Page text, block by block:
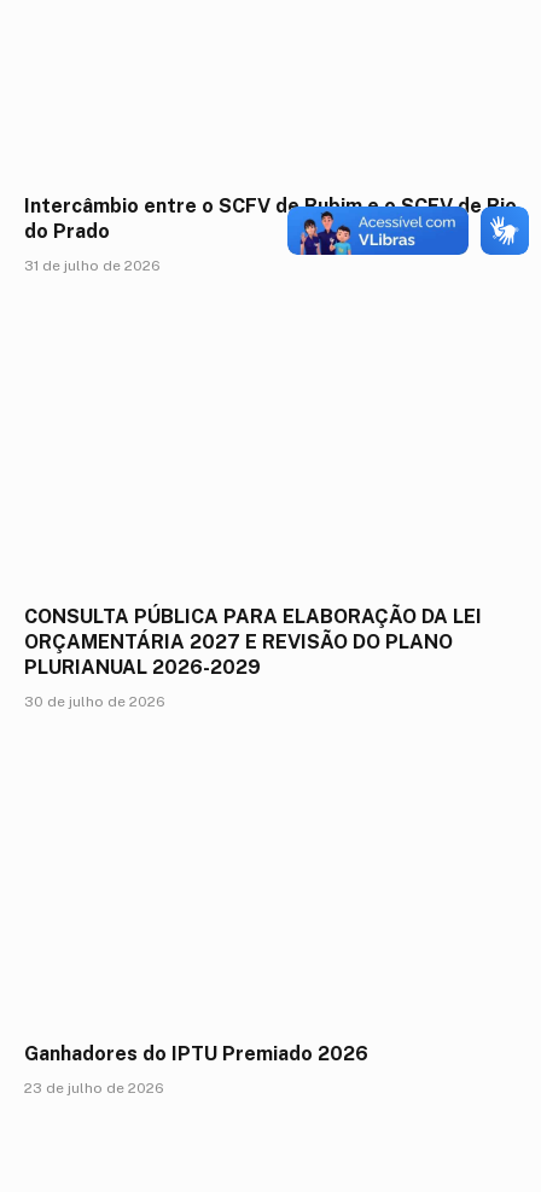
Intercâmbio entre o SCFV de Rubim e o SCFV de Rio
do Prado
31 de julho de 2026
CONSULTA PÚBLICA PARA ELABORAÇÃO DA LEI
ORÇAMENTÁRIA 2027 E REVISÃO DO PLANO
PLURIANUAL 2026-2029
30 de julho de 2026
Ganhadores do IPTU Premiado 2026
23 de julho de 2026